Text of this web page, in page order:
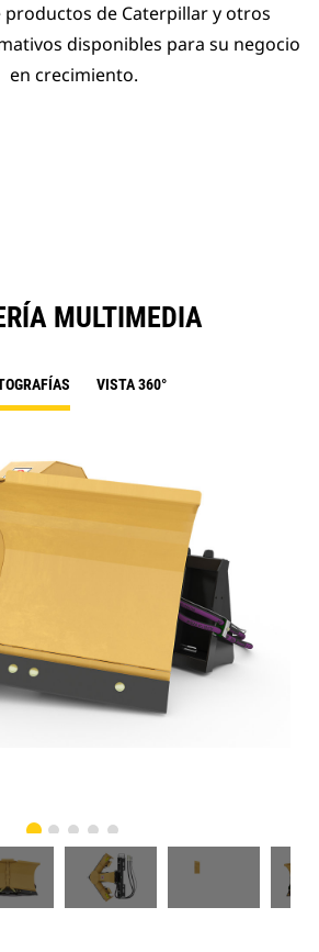
productos de Caterpillar y otros
disponibles para su negocio
en crecimiento.
MULTIMEDIA
VISTA 360°